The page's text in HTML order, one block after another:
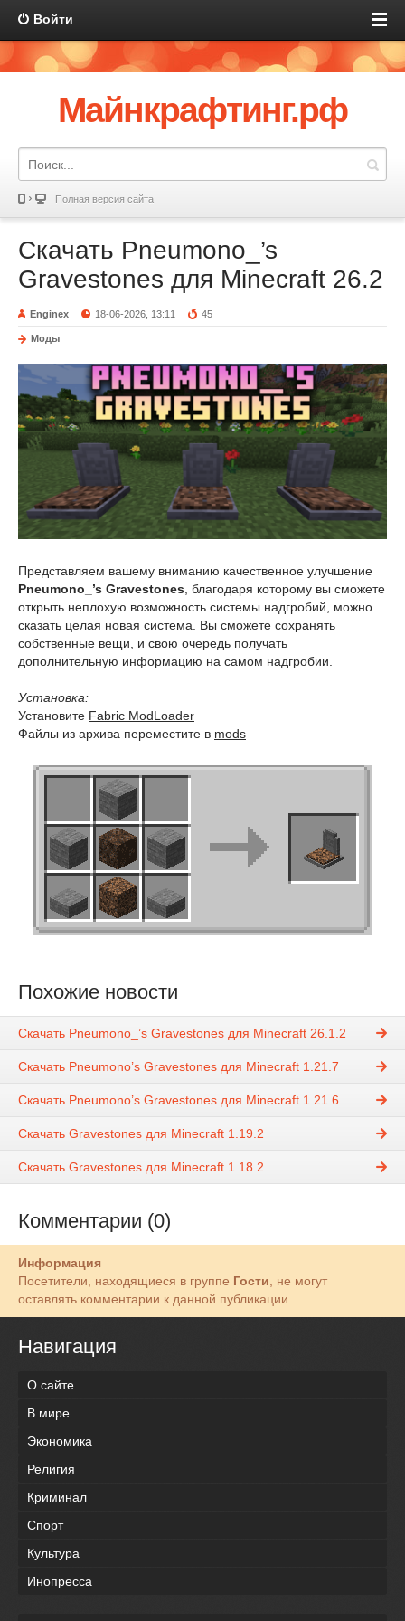
Войти
Майнкрафтинг.рф
Полная версия сайта
Скачать Pneumono_’s
Gravestones для Minecraft 26.2
Enginex 18-06-2026, 13:11 45
Моды
Представляем вашему вниманию качественное улучшение
Pneumono_’s Gravestones , благодаря которому вы сможете
открыть неплохую возможность системы надгробий, можно
сказать целая новая система. Вы сможете сохранять
собственные вещи, и свою очередь получать
дополнительную информацию на самом надгробии.
Установка:
Установите Fabric ModLoader
Файлы из архива переместите в mods
Похожие новости
Скачать Pneumono_’s Gravestones для Minecraft 26.1.2
Скачать Pneumono’s Gravestones для Minecraft 1.21.7
Скачать Pneumono’s Gravestones для Minecraft 1.21.6
Скачать Gravestones для Minecraft 1.19.2
Скачать Gravestones для Minecraft 1.18.2
Комментарии (0)
Информация
Посетители, находящиеся в группе Гости, не могут
оставлять комментарии к данной публикации.
Навигация
О сайте
В мире
Экономика
Религия
Криминал
Спорт
Культура
Инопресса